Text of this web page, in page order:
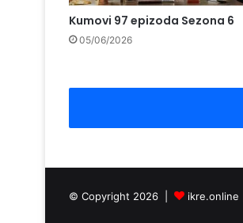
Kumovi 97 epizoda Sezona 6
05/06/2026
© Copyright 2026 | ikre.online |